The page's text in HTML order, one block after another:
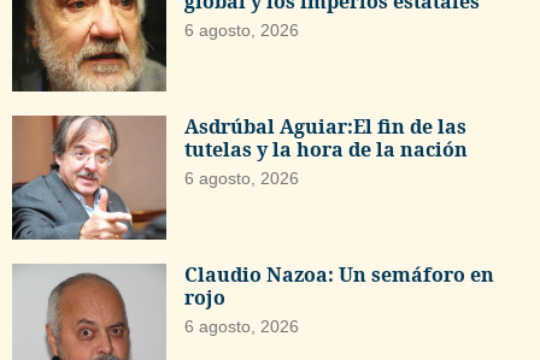
6 agosto, 2026
Asdrúbal Aguiar:El fin de las
tutelas y la hora de la nación
6 agosto, 2026
Claudio Nazoa: Un semáforo en
rojo
6 agosto, 2026